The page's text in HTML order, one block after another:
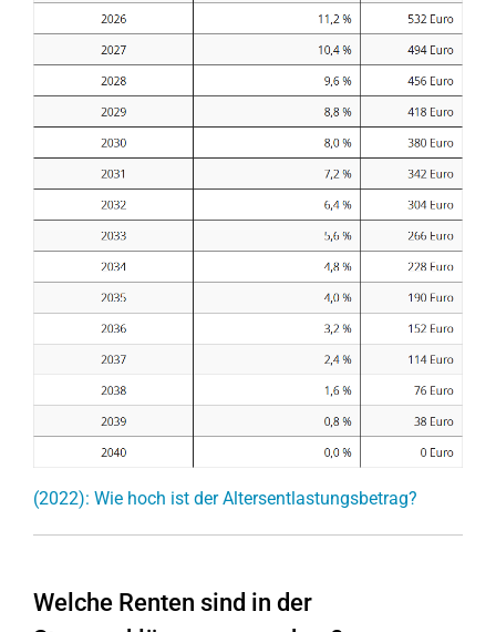
(2022): Wie hoch ist der Altersentlastungsbetrag?
Welche Renten sind in der